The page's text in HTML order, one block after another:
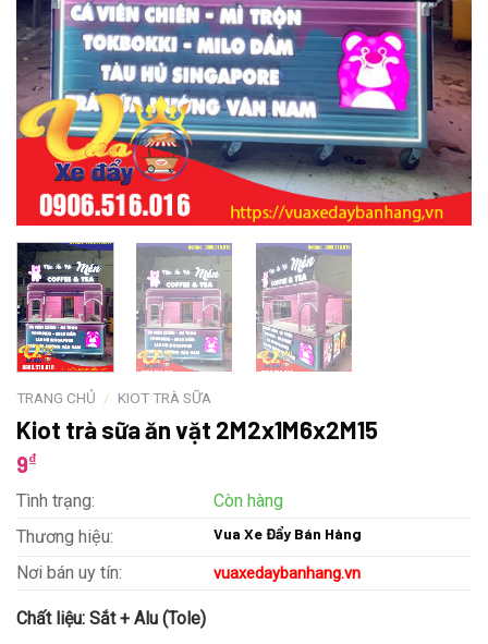
TRANG CHỦ / KIOT TRÀ SỮA
Kiot trà sữa ăn vặt 2M2x1M6x2M15
9₫
Tình trạng:
Còn hàng
Thương hiệu:
Vua Xe Đẩy Bán Hàng
Nơi bán uy tín: vuaxedaybanhang.vn
Chất liệu: Sắt + Alu (Tole)